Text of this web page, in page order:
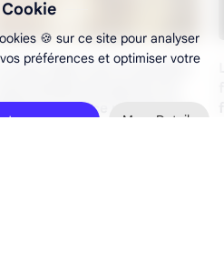
5 juin 1595 a lieu la dernière
en France menée par le
More Details